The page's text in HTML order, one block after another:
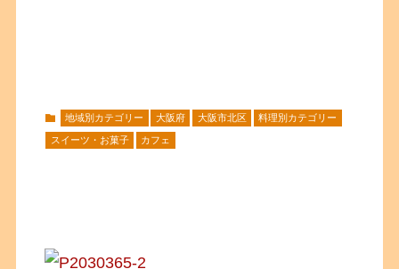
地域別カテゴリー 大阪府 大阪市北区 料理別カテゴリー
スイーツ・お菓子 カフェ